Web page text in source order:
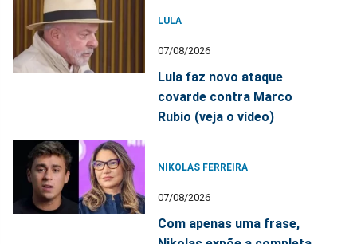
LULA
07/08/2026
Lula faz novo ataque
covarde contra Marco
Rubio (veja o vídeo)
NIKOLAS FERREIRA
07/08/2026
Com apenas uma frase,